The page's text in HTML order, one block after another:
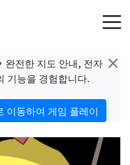
×
，완전한 지도 안내, 전자
기능을 경험합니다.
이동하여 게임 플레이